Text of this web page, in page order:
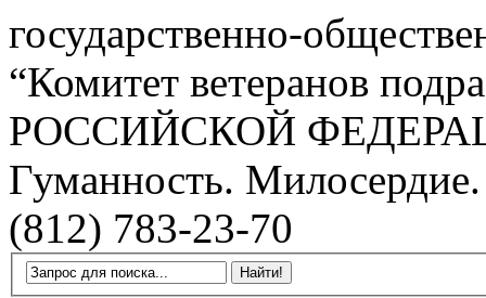
государственно-
“Комитет ветеранов
РОССИЙСКОЙ
Гуманность.
(812) 783-23-70